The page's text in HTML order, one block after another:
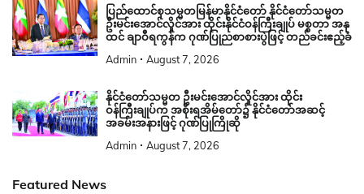
ပြည်ထောင်စုသမ္မတမြန်မာနိုင်ငံတော် နိုင်ငံတော်သမ္မတ
ဦးမင်းအောင်လှိုင်အား ထိုင်းနိုင်ငံဝန်ကြီးချုပ် မစ္စတာ အနု
ထင် ချာဝီရကွန်က ဂုဏ်ပြုညစာစားပွဲဖြင့် တည်ခင်းဧည့်ခံ
Admin August 7, 2026
နိုင်ငံတော်သမ္မတ ဦးမင်းအောင်လှိုင်အား ထိုင်း
ဝန်ကြီးချုပ်က အစိုးရအိမ်တော်၌ နိုင်ငံတော်အဆင့်
အခမ်းအနားဖြင့် ဂုဏ်ပြုကြိုဆို
Admin August 7, 2026
Featured News